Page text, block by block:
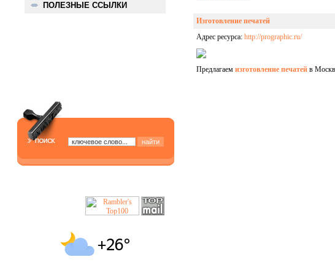
ПОЛЕЗНЫЕ ССЫЛКИ
Изготовление печатей
Адрес ресурса: http://prographic.ru/
Предлагаем изготовление печатей в